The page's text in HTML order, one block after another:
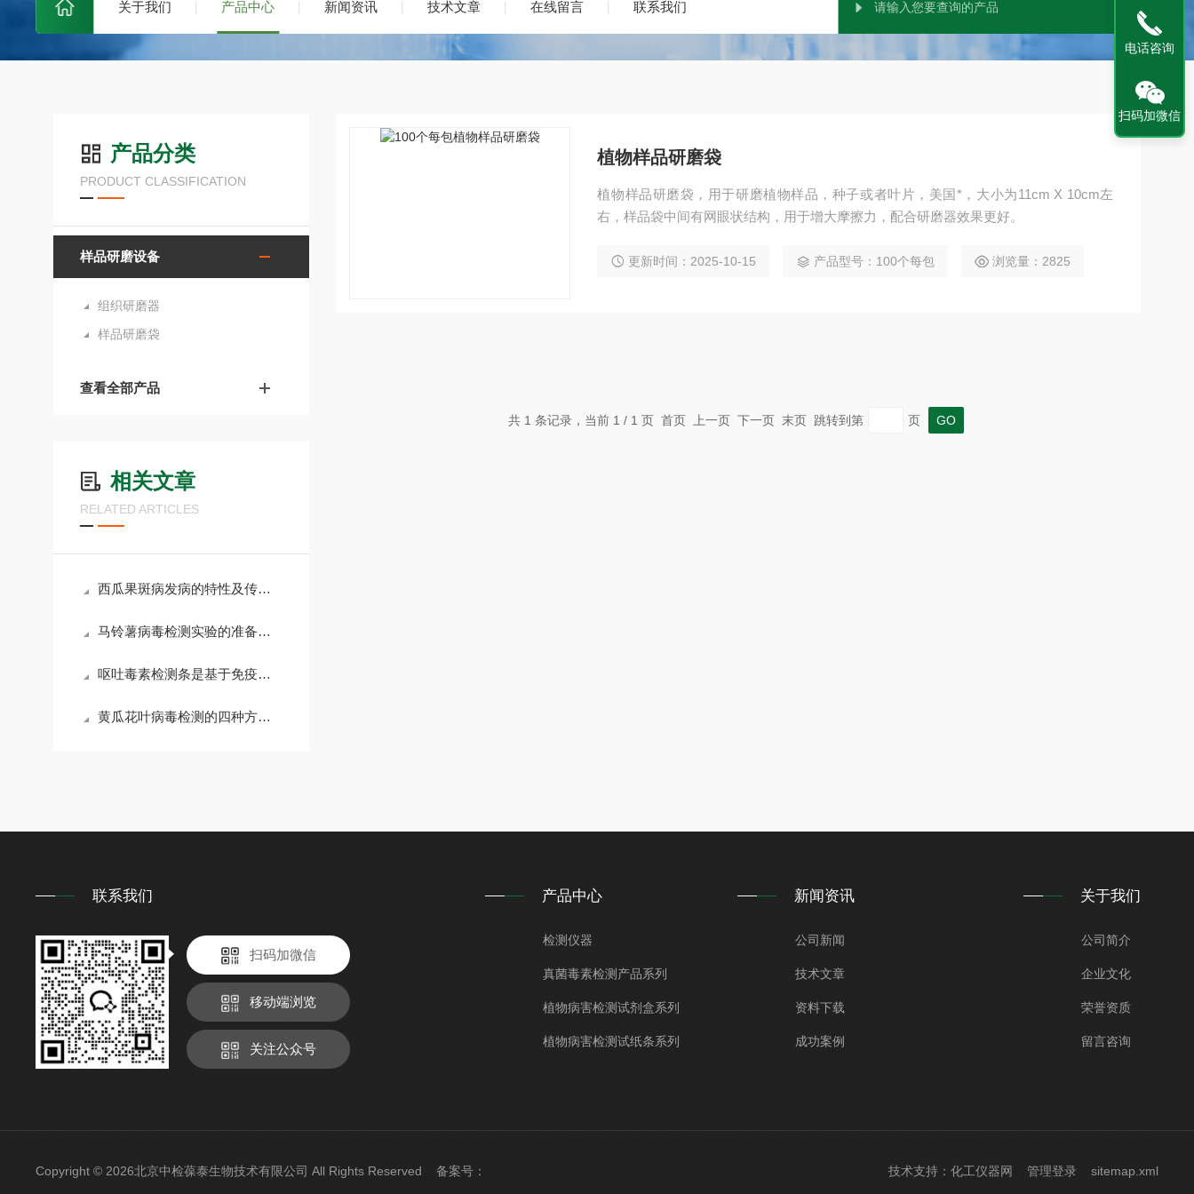
关于我们 产品中心 新闻资讯 技术文章 在线留言 联系我们
产品分类
PRODUCT CLASSIFICATION
样品研磨设备
组织研磨器
样品研磨袋
查看全部产品
相关文章
RELATED ARTICLES
西瓜果斑病发病的特性及传播途径、发病条件
马铃薯病毒检测实验的准备工作及样品的提取和稀释
呕吐毒素检测条是基于免疫学的原理研究的
黄瓜花叶病毒检测的四种方法和防治措施
植物样品研磨袋
植物样品研磨袋，用于研磨植物样品，种子或者叶片，美国*，大小为11cm X 10cm左
右，样品袋中间有网眼状结构，用于增大摩擦力，配合研磨器效果更好。
更新时间：2025-10-15 产品型号：100个每包 浏览量：2825
共 1 条记录，当前 1 / 1 页 首页 上一页 下一页 末页 跳转到第 页
联系我们
扫码加微信
移动端浏览
关注公众号
产品中心
检测仪器
真菌毒素检测产品系列
植物病害检测试剂盒系列
植物病害检测试纸条系列
新闻资讯
公司新闻
技术文章
资料下载
成功案例
关于我们
公司简介
企业文化
荣誉资质
留言咨询
Copyright © 2026北京中检葆泰生物技术有限公司 All Rights Reserved 备案号： 技术支持： 化工仪器网 管理登录 sitemap.xml
电话咨询
扫码加微信